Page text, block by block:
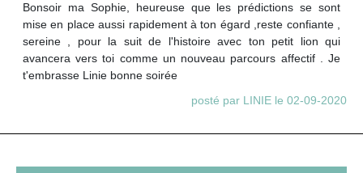
Bonsoir ma Sophie, heureuse que les prédictions se sont
mise en place aussi rapidement à ton égard ,reste confiante ,
sereine , pour la suit de l'histoire avec ton petit lion qui
avancera vers toi comme un nouveau parcours affectif . Je
t'embrasse Linie bonne soirée
posté par LINIE le 02-09-2020